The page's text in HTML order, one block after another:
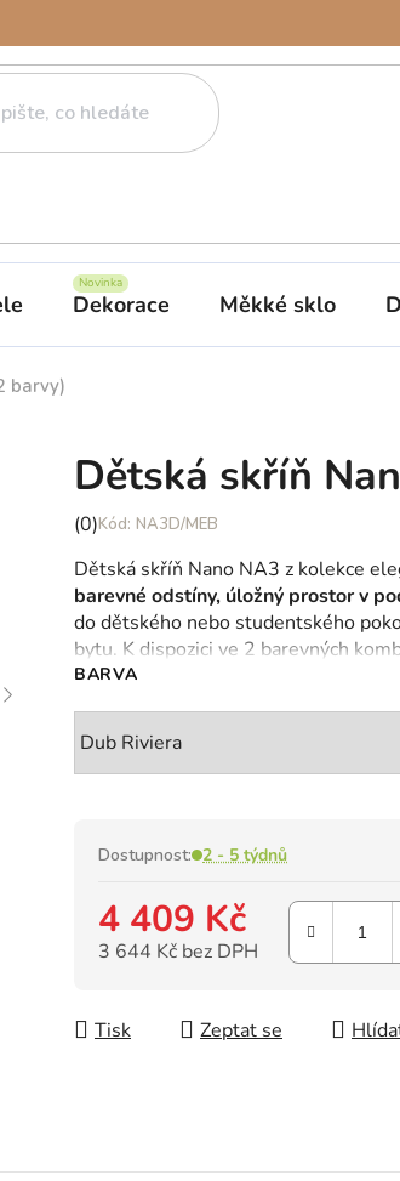
Dekorace Měkké sklo
barvy)
Dětská skříň
Průměrné
produktu
je
0,0
z
5
hvězdiček.
(0) NA3D/MEB
Dětská skříň Nano NA3 z kolekce
barevné odstíny, úložný prostor v
do dětského nebo studentského
bytu. K dispozici ve 2 barevných
BARVA
Dostupnost: 2 - 5 týdnů
4 409 Kč
3 644 Kč bez DPH
Tisk
Zeptat se